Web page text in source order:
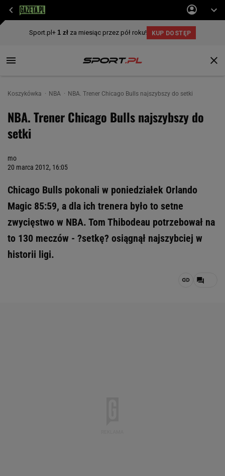
Koszykówka NBA NBA. Trener Chicago Bulls najszybszy do setki
NBA. Trener Chicago Bulls najszybszy do
setki
mo
20 marca 2012, 16:05
Chicago Bulls pokonali w poniedziałek Orlando
Magic 85:59, a dla ich trenera było to setne
zwycięstwo w NBA. Tom Thibodeau potrzebował na
to 130 meczów - ?setkę? osiągnął najszybciej w
historii ligi.